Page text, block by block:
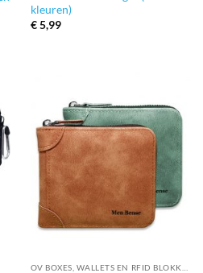
kleuren)
€5,99